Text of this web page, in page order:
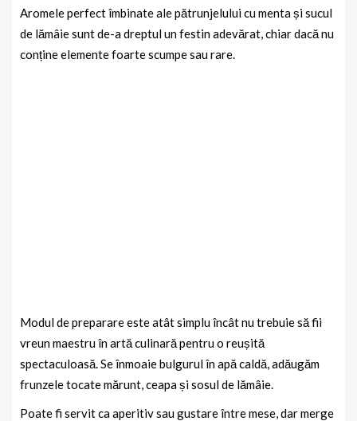
Aromele perfect îmbinate ale pătrunjelului cu menta și sucul
de lămâie sunt de-a dreptul un festin adevărat, chiar dacă nu
conține elemente foarte scumpe sau rare.
Modul de preparare este atât simplu încât nu trebuie să fii
vreun maestru în artă culinară pentru o reușită
spectaculoasă. Se înmoaie bulgurul în apă caldă, adăugăm
frunzele tocate mărunt, ceapa și sosul de lămâie.
Poate fi servit ca aperitiv sau gustare între mese, dar merge